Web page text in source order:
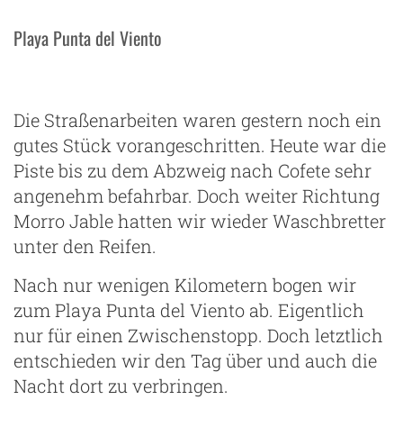
Playa Punta del Viento
Die Straßenarbeiten waren gestern noch ein
gutes Stück vorangeschritten. Heute war die
Piste bis zu dem Abzweig nach Cofete sehr
angenehm befahrbar. Doch weiter Richtung
Morro Jable hatten wir wieder Waschbretter
unter den Reifen.
Nach nur wenigen Kilometern bogen wir
zum Playa Punta del Viento ab. Eigentlich
nur für einen Zwischenstopp. Doch letztlich
entschieden wir den Tag über und auch die
Nacht dort zu verbringen.